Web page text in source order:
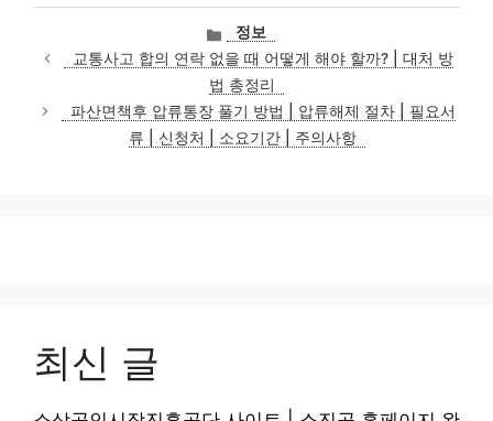
카
테
고
리
정보
교통사고 합의 연락 없을 때 어떻게 해야 할까? | 대처 방
법 총정리
파산면책후 압류통장 풀기 방법 | 압류해제 절차 | 필요서
류 | 신청처 | 소요기간 | 주의사항
최신 글